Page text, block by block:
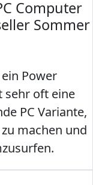
Computer
Sommer
Power
sehr oft eine
PC Variante,
machen und